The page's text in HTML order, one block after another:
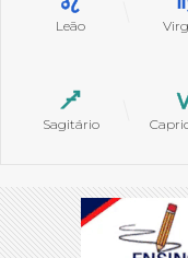
Leão
Sagitário